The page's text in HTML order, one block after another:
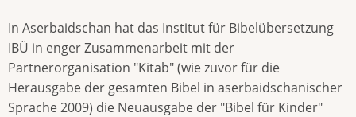
In Aserbaidschan hat das Institut für Bibelübersetzung
IBÜ in enger Zusammenarbeit mit der
Partnerorganisation "Kitab" (wie zuvor für die
Herausgabe der gesamten Bibel in aserbaidschanischer
Sprache 2009) die Neuausgabe der "Bibel für Kinder"